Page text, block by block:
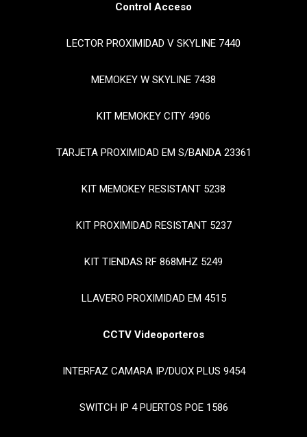
Control Acceso
LECTOR PROXIMIDAD V SKYLINE 7440
MEMOKEY W SKYLINE 7438
KIT MEMOKEY CITY 4906
TARJETA PROXIMIDAD EM S/BANDA 23361
KIT MEMOKEY RESISTANT 5238
KIT PROXIMIDAD RESISTANT 5237
KIT TIENDAS RF 868MHZ 5249
LLAVERO PROXIMIDAD EM 4515
CCTV Videoporteros
INTERFAZ CAMARA IP/DUOX PLUS 9454
SWITCH IP 4 PUERTOS POE 1586